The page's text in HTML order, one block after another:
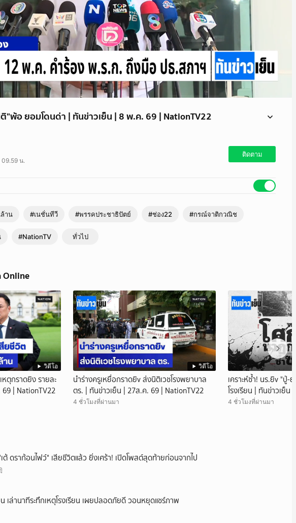
"พ้อ ยอมโดนด่า | ทันข่าวเย็น | 8 พ.ค. 69 | NationTV22
ยชื่อ พรรคประชาธิปัตย์ ย้ำว่าการออก พ.ร.ก. กู้เงินฯ ครั้งนี้ขัดต่อรัฐธรรมนูญ มาตรา 172 และ
หาพลังงานที่ต้นเหตุด้วยการปรับสูตรราคาน้ำมันหรือลดภาษีสรรพสามิต แทนการกู้เงินมาแก้
ติทัณฑ์ประภาศ รองนายกฯ และ รมว.คลัง แจงเหตุจำเป็นต้องออก พ.ร.ก. กู้เงินฯ ว่ามีเพียง 2 ทาง
อรักษาผลประโยชน์ส่วนรวม
09.59 น.
ติดตาม
าน #เนชั่นทีวี #พรรคประชาธิปัตย์ #ช่อง22 #กรณ์จาติกวณิช
#NationTV ทั่วไป
วิดีโอ
ตุกราดยิง รายละ
| NationTV22
วิดีโอ
นำร่างครูเหยื่อกราดยิv ส่งนิติเวชโรงพยาบาล
ตร. | ทันข่าวเย็น | 27ส.ค. 69 | NationTV22
4 ชั่วโมงที่ผ่านมา
เคราะห์ซ้ำ! นร.ยิv "ปู่-
โรงเรียน | ทันข่าวเย็น
4 ชั่วโมงที่ผ่านมา
ต้ ดราก้อนไฟว์" เสียชีวิตแล้ว ยิ่งเศร้า! เปิดโพสต์สุดท้ายก่อนจากไป
เล่านาทีระทึกเหตุโรงเรียน เผยปลอดภัยดี วอนหยุดแชร์ภาพ